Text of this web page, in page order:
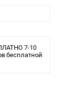
7-10
бесплатной